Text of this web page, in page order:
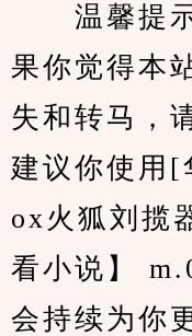
温馨提示
果你觉得本
失和转马，
建议你使用
ox火狐刘揽
看小说】
会持续为你